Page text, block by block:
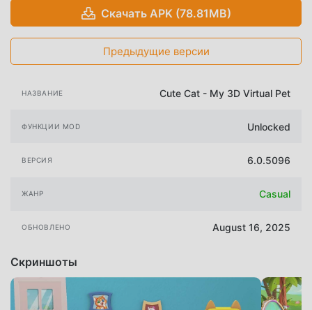
Скачать APK (78.81MB)
Предыдущие версии
НАЗВАНИЕ Cute Cat - My 3D Virtual Pet
ФУНКЦИИ MOD Unlocked
ВЕРСИЯ 6.0.5096
ЖАНР Casual
ОБНОВЛЕНО August 16, 2025
Скриншоты